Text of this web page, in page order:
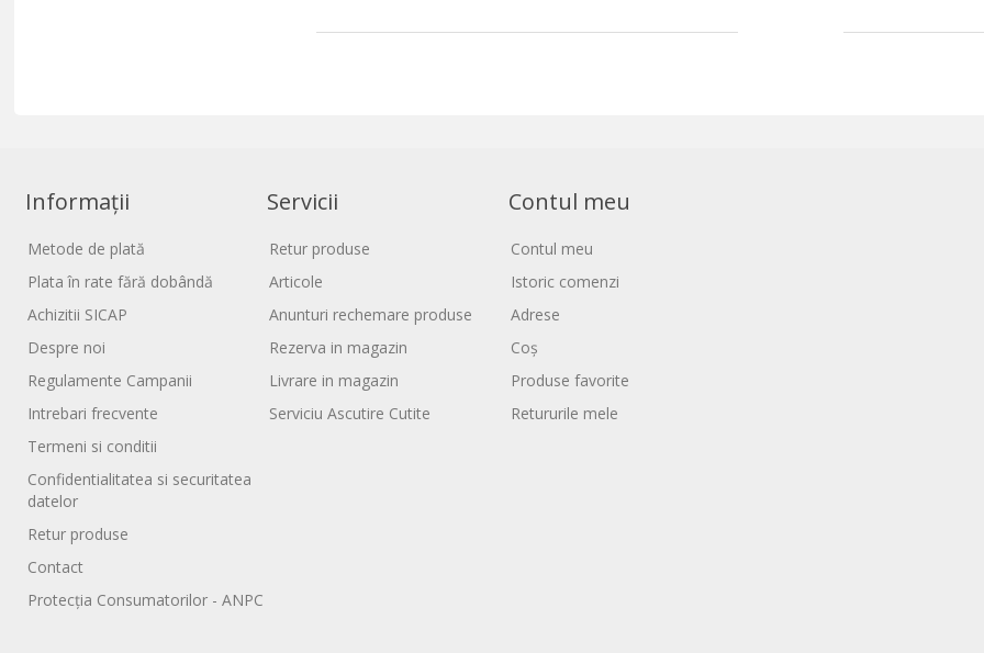
Informații
Metode de plată
Plata în rate fără dobândă
Achizitii SICAP
Despre noi
Regulamente Campanii
Intrebari frecvente
Termeni si conditii
Confidentialitatea si securitatea
datelor
Retur produse
Contact
Protecția Consumatorilor - ANPC
Servicii
Retur produse
Articole
Anunturi rechemare produse
Rezerva in magazin
Livrare in magazin
Serviciu Ascutire Cutite
Contul meu
Contul meu
Istoric comenzi
Adrese
Coș
Produse favorite
Retururile mele